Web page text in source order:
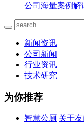
公司海量案例解
新闻资讯
公司新闻
行业资讯
技术研究
为你推荐
智慧公厕|关于